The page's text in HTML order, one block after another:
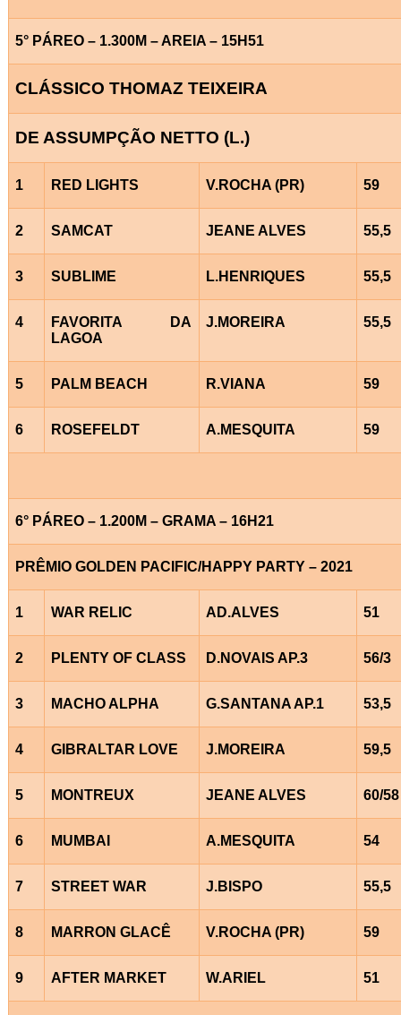
5° PÁREO – 1.300M – AREIA – 15H51
CLÁSSICO THOMAZ TEIXEIRA
DE ASSUMPÇÃO NETTO (L.)
1 RED LIGHTS V.ROCHA (PR) 59
2 SAMCAT JEANE ALVES 55,5
3 SUBLIME L.HENRIQUES 55,5
4
FAVORITA DA
LAGOA
J.MOREIRA 55,5
5 PALM BEACH R.VIANA 59
6 ROSEFELDT A.MESQUITA 59
6° PÁREO – 1.200M – GRAMA – 16H21
PRÊMIO GOLDEN PACIFIC/HAPPY PARTY – 2021
1 WAR RELIC AD.ALVES 51
2 PLENTY OF CLASS D.NOVAIS AP.3 56/3
3 MACHO ALPHA G.SANTANA AP.1 53,5
4 GIBRALTAR LOVE J.MOREIRA 59,5
5 MONTREUX JEANE ALVES 60/58
6 MUMBAI A.MESQUITA 54
7 STREET WAR J.BISPO 55,5
8 MARRON GLACÊ V.ROCHA (PR) 59
9 AFTER MARKET W.ARIEL 51